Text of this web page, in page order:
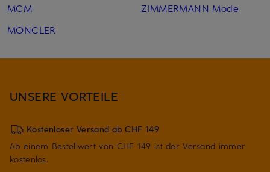
MCM
MONCLER
ZIMMERMANN Mode
UNSERE VORTEILE
Kostenloser Versand ab CHF 149
Ab einem Bestellwert von CHF 149 ist der Versand immer
kostenlos.